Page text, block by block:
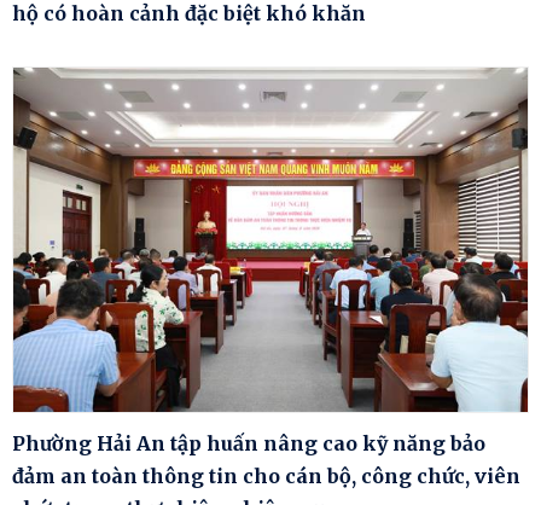
hộ có hoàn cảnh đặc biệt khó khăn
Phường Hải An tập huấn nâng cao kỹ năng bảo
đảm an toàn thông tin cho cán bộ, công chức, viên